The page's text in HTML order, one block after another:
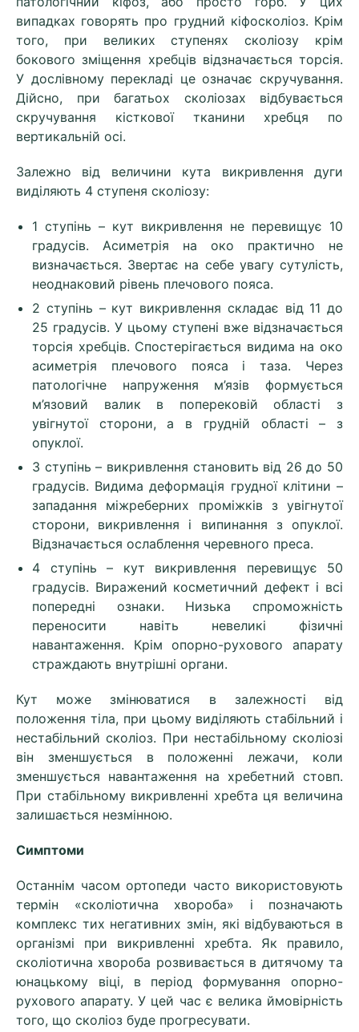
випадках говорять про грудний кіфосколіоз. Крім
того, при великих ступенях сколіозу крім
бокового зміщення хребців відзначається торсія.
У дослівному перекладі це означає скручування.
Дійсно, при багатьох сколіозах відбувається
скручування кісткової тканини хребця по
вертикальній осі.
Залежно від величини кута викривлення дуги
виділяють 4 ступеня сколіозу:
1 ступінь – кут викривлення не перевищує 10
градусів. Асиметрія на око практично не
визначається. Звертає на себе увагу сутулість,
неоднаковий рівень плечового пояса.
2 ступінь – кут викривлення складає від 11 до
25 градусів. У цьому ступені вже відзначається
торсія хребців. Спостерігається видима на око
асиметрія плечового пояса і таза. Через
патологічне напруження м’язів формується
м’язовий валик в поперековій області з
увігнутої сторони, а в грудній області – з
опуклої.
3 ступінь – викривлення становить від 26 до 50
градусів. Видима деформація грудної клітини –
западання міжреберних проміжків з увігнутої
сторони, викривлення і випинання з опуклої.
Відзначається ослаблення черевного преса.
4 ступінь – кут викривлення перевищує 50
градусів. Виражений косметичний дефект і всі
попередні ознаки. Низька спроможність
переносити навіть невеликі фізичні
навантаження. Крім опорно-рухового апарату
страждають внутрішні органи.
Кут може змінюватися в залежності від
положення тіла, при цьому виділяють стабільний і
нестабільний сколіоз. При нестабільному сколіозі
він зменшується в положенні лежачи, коли
зменшується навантаження на хребетний стовп.
При стабільному викривленні хребта ця величина
залишається незмінною.
Симптоми
Останнім часом ортопеди часто використовують
термін «сколіотична хвороба» і позначають
комплекс тих негативних змін, які відбуваються в
організмі при викривленні хребта. Як правило,
сколіотична хвороба розвивається в дитячому та
юнацькому віці, в період формування опорно-
рухового апарату. У цей час є велика ймовірність
того, що сколіоз буде прогресувати.